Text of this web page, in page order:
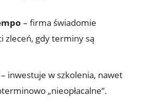
– firma świadomie
zleceń, gdy terminy są
– inwestuje w szkolenia, nawet
„nieopłacalne”.